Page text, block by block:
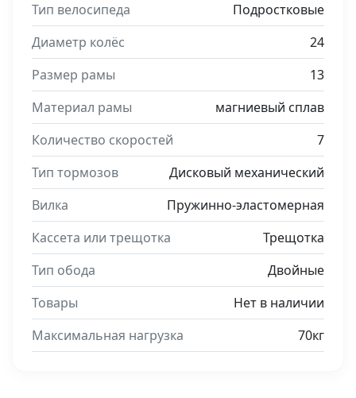
Тип велосипеда
Подростковые
Диаметр колёс
24
Размер рамы
13
Материал рамы
магниевый сплав
Количество скоростей
7
Тип тормозов
Дисковый механический
Вилка
Пружинно-эластомерная
Кассета или трещотка
Трещотка
Тип обода
Двойные
Товары
Нет в наличии
Максимальная нагрузка
70кг